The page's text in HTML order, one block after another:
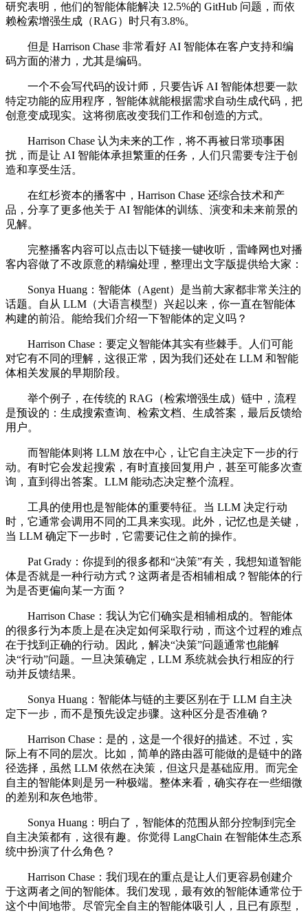
研究表明，他们的智能体能解决 12.5%的 GitHub 问题，而依
赖检索增强生成（RAG）时只有3.8%。
但是 Harrison Chase 非常看好 AI 智能体在客户支持和编
码方面的潜力，尤其是编码。
一个不会写代码的设计师，只要告诉 AI 智能体想要一款
特定功能的应用程序，智能体就能根据需求自动生成代码，把
创意变成现实。这将彻底改变我们工作和创造的方式。
Harrison Chase 认为未来的工作，将不再被日常琐事困
扰，而是让 AI 智能体承担繁重的任务，人们只需要专注于创
造和享受生活。
在红杉资本的播客中，Harrison Chase 还综合技术和产
品，分享了更多他关于 AI 智能体的训练、演变和未来前景的
见解。
完整播客内容可以点击以下链接一键收听，雷峰网也对播
客内容做了不改原意的精编处理，整理出文字版提供给大家：
Sonya Huang：智能体（Agent）是当前大家都非常关注的
话题。自从 LLM（大语言模型）兴起以来，你一直在智能体
构建的前沿。能给我们介绍一下智能体的定义吗？
Harrison Chase：要定义智能体其实有些棘手。人们可能
对它有不同的理解，这很正常，因为我们还处在 LLM 和智能
体相关发展的早期阶段。
举个例子，在传统的 RAG（检索增强生成）链中，流程
是预设的：生成搜索查询、检索文档、生成答案，最后反馈给
用户。
而智能体则将 LLM 放在中心，让它自主决定下一步的行
动。有时它会发起搜索，有时直接回复用户，甚至可能多次查
询，直到得出答案。LLM 能动态决定整个流程。
工具的使用也是智能体的重要特征。当 LLM 决定行动
时，它通常会调用不同的工具来实现。此外，记忆也是关键，
当 LLM 确定下一步时，它需要记住之前的操作。
Pat Grady：你提到的很多都和“决策”有关，我想知道智能
体是否就是一种行动方式？这两者是否相辅相成？智能体的行
为是否更偏向某一方面？
Harrison Chase：我认为它们确实是相辅相成的。智能体
的很多行为本质上是在决定如何采取行动，而这个过程的难点
在于找到正确的行动。因此，解决“决策”问题通常也能解
决“行动”问题。一旦决策确定，LLM 系统就会执行相应的行
动并反馈结果。
Sonya Huang：智能体与链的主要区别在于 LLM 自主决
定下一步，而不是预先设定步骤。这种区分是否准确？
Harrison Chase：是的，这是一个很好的描述。不过，实
际上有不同的层次。比如，简单的路由器可能做的是链中的路
径选择，虽然 LLM 依然在决策，但这只是基础应用。而完全
自主的智能体则是另一种极端。整体来看，确实存在一些细微
的差别和灰色地带。
Sonya Huang：明白了，智能体的范围从部分控制到完全
自主决策都有，这很有趣。你觉得 LangChain 在智能体生态系
统中扮演了什么角色？
Harrison Chase：我们现在的重点是让人们更容易创建介
于这两者之间的智能体。我们发现，最有效的智能体通常位于
这个中间地带。尽管完全自主的智能体吸引人，且已有原型，